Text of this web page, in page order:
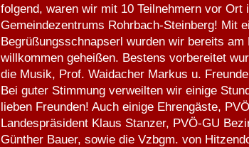
folgend, waren wir mit 10 Teilnehmern vor Ort
Gemeindezentrums Rohrbach-Steinberg! Mit
Begrüßungsschnapserl wurden wir bereits am
willkommen geheißen. Bestens vorbereitet
die Musik, Prof. Waidacher Markus u.
Bei guter Stimmung verweilten wir einige
lieben Freunden! Auch einige Ehrengäste,
Landespräsident Klaus Stanzer, PVÖ-GU
Günther Bauer, sowie die Vzbgm. von